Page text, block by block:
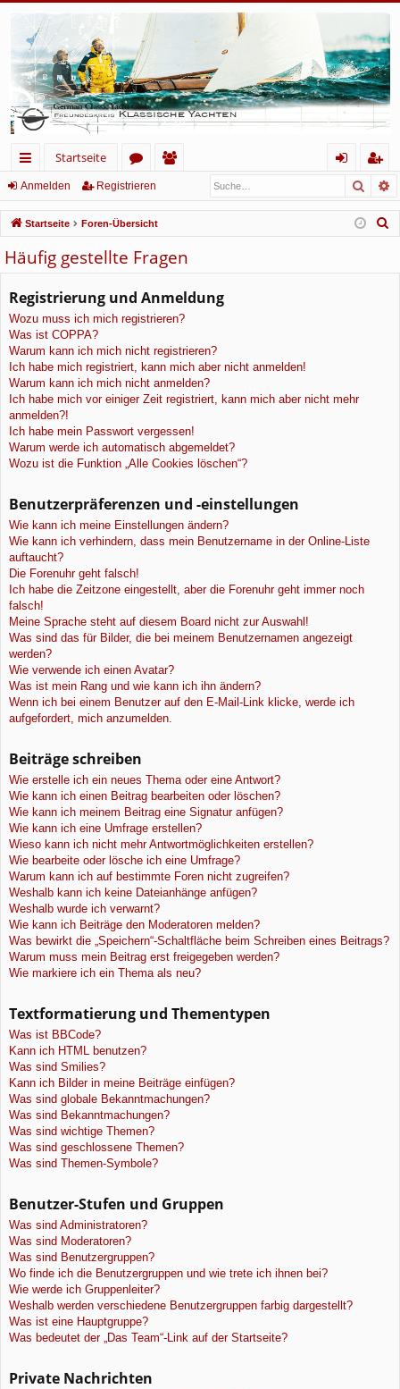
ch
ne
llz
ug
rif
f
Startseite
or
en
lie
de
r
m
el
eg
ist
rie
Anmelden Registrieren
Startseite Foren-Übersicht
Häufig gestellte Fragen
Registrierung und Anmeldung
Wozu muss ich mich registrieren?
Was ist COPPA?
Warum kann ich mich nicht registrieren?
Ich habe mich registriert, kann mich aber nicht anmelden!
Warum kann ich mich nicht anmelden?
Ich habe mich vor einiger Zeit registriert, kann mich aber nicht mehr
anmelden?!
Ich habe mein Passwort vergessen!
Warum werde ich automatisch abgemeldet?
Wozu ist die Funktion „Alle Cookies löschen“?
Benutzerpräferenzen und -einstellungen
Wie kann ich meine Einstellungen ändern?
Wie kann ich verhindern, dass mein Benutzername in der Online-Liste
auftaucht?
Die Forenuhr geht falsch!
Ich habe die Zeitzone eingestellt, aber die Forenuhr geht immer noch
falsch!
Meine Sprache steht auf diesem Board nicht zur Auswahl!
Was sind das für Bilder, die bei meinem Benutzernamen angezeigt
werden?
Wie verwende ich einen Avatar?
Was ist mein Rang und wie kann ich ihn ändern?
Wenn ich bei einem Benutzer auf den E-Mail-Link klicke, werde ich
aufgefordert, mich anzumelden.
Beiträge schreiben
Wie erstelle ich ein neues Thema oder eine Antwort?
Wie kann ich einen Beitrag bearbeiten oder löschen?
Wie kann ich meinem Beitrag eine Signatur anfügen?
Wie kann ich eine Umfrage erstellen?
Wieso kann ich nicht mehr Antwortmöglichkeiten erstellen?
Wie bearbeite oder lösche ich eine Umfrage?
Warum kann ich auf bestimmte Foren nicht zugreifen?
Weshalb kann ich keine Dateianhänge anfügen?
Weshalb wurde ich verwarnt?
Wie kann ich Beiträge den Moderatoren melden?
Was bewirkt die „Speichern“-Schaltfläche beim Schreiben eines Beitrags?
Warum muss mein Beitrag erst freigegeben werden?
Wie markiere ich ein Thema als neu?
Textformatierung und Thementypen
Was ist BBCode?
Kann ich HTML benutzen?
Was sind Smilies?
Kann ich Bilder in meine Beiträge einfügen?
Was sind globale Bekanntmachungen?
Was sind Bekanntmachungen?
Was sind wichtige Themen?
Was sind geschlossene Themen?
Was sind Themen-Symbole?
Benutzer-Stufen und Gruppen
Was sind Administratoren?
Was sind Moderatoren?
Was sind Benutzergruppen?
Wo finde ich die Benutzergruppen und wie trete ich ihnen bei?
Wie werde ich Gruppenleiter?
Weshalb werden verschiedene Benutzergruppen farbig dargestellt?
Was ist eine Hauptgruppe?
Was bedeutet der „Das Team“-Link auf der Startseite?
Private Nachrichten